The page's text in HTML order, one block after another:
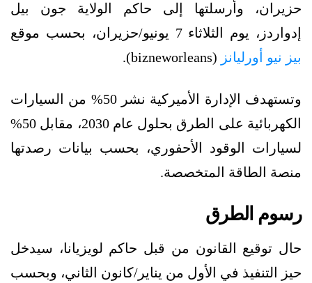
حزيران، وأرسلتها إلى حاكم الولاية جون بيل
إدواردز، يوم الثلاثاء 7 يونيو/حزيران، بحسب موقع
بيز نيو أورليانز (bizneworleans).
وتستهدف الإدارة الأميركية نشر 50% من السيارات
الكهربائية على الطرق بحلول عام 2030، مقابل 50%
لسيارات الوقود الأحفوري، بحسب بيانات رصدتها
منصة الطاقة المتخصصة.
رسوم الطرق
حال توقيع القانون من قبل حاكم لويزيانا، سيدخل
حيز التنفيذ في الأول من يناير/كانون الثاني، وبحسب